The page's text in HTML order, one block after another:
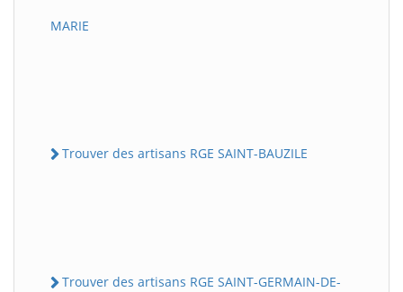
MARIE
Trouver des artisans RGE SAINT-BAUZILE
Trouver des artisans RGE SAINT-GERMAIN-DE-